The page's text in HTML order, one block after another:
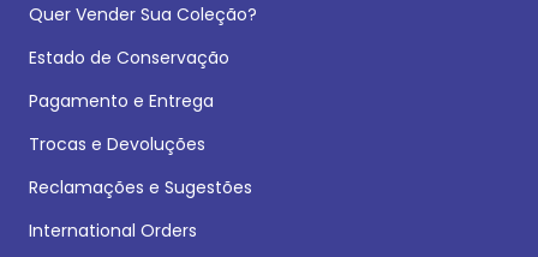
Quer Vender Sua Coleção?
Estado de Conservação
Pagamento e Entrega
Trocas e Devoluções
Reclamações e Sugestões
International Orders